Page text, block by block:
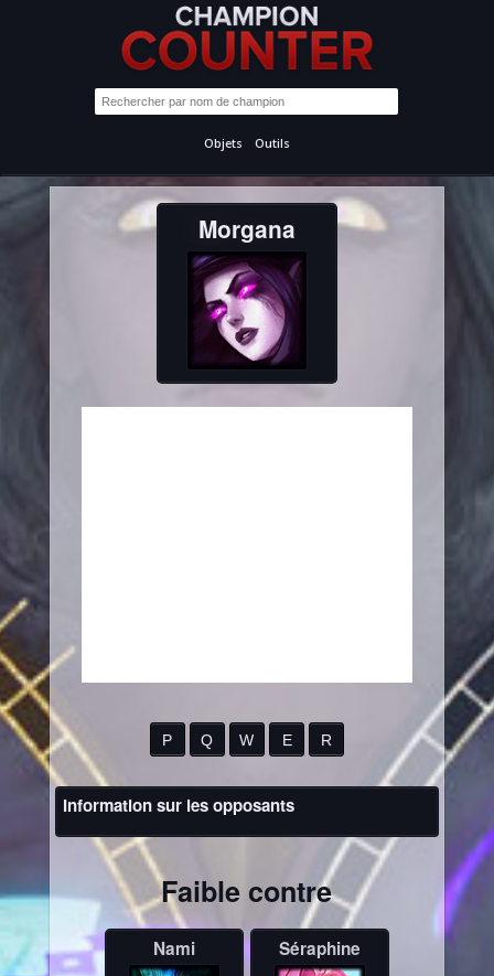
Objets Outils
Morgana
P Q W E R
Information sur les opposants
Faible contre
Nami Séraphine